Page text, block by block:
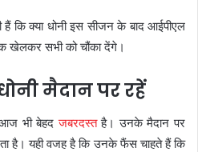
कि क्या धोनी इस सीजन के बाद आईपीएल
खेलकर सभी को चौंका देंगे।
मैदान पर रहें
आज भी बेहदजबरदस्तहै। उनके मैदान पर
है। यही वजह है कि उनके फैंस चाहते हैं कि